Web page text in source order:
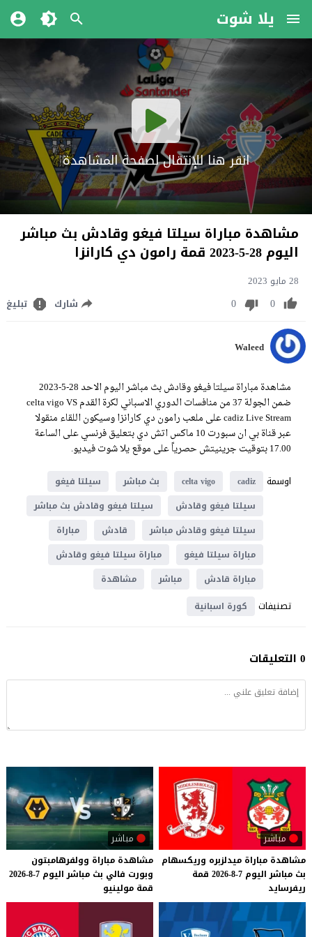
يلا شوت
انقر هنا للإنتقال لصفحة المشاهدة
مشاهدة مباراة سيلتا فيغو وقادش بث مباشر
اليوم 28-5-2023 قمة رامون دي كارانزا
28 مايو 2023
0
0 شارك تبليغ
Waleed
مشاهدة مباراة سيلتا فيغو وقادش بث مباشر اليوم الاحد 28-5-2023
ضمن الجولة 37 من منافسات الدوري الاسباني لكرة القدم celta vigo VS
cadiz Live Stream على ملعب رامون دي كارانزا وسيكون اللقاء منقولا
عبر قناة بي ان سبورت 10 ماكس اتش دي بتعليق فرنسي على الساعة
17.00 بتوقيت جرينيتش حصرياً على موقع يلا شوت فيديو.
اوسمة
cadiz
celta vigo بث مباشر
سيلتا فيغو
سيلتا فيغو وقادش
سيلتا فيغو وقادش بث مباشر
سيلتا فيغو وقادش مباشر
قادش
مباراة
مباراة سيلتا فيغو
مباراة سيلتا فيغو وقادش
مباراة قادش
مباشر مشاهدة
تصنيفات كورة اسبانية
0 التعليقات
مباشر
مشاهدة مباراة ميدلزبره وريكسهام
بث مباشر اليوم 7-8-2026
قمة
ريفرسايد
مباشر
مشاهدة مباراة وولفرهامبتون
وبورت فالي بث مباشر اليوم 7-8-2026
قمة مولينيو